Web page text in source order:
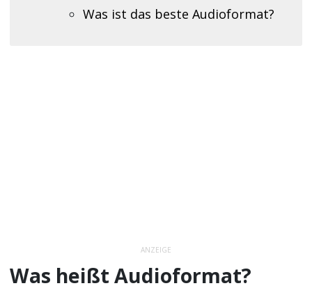
Was ist das beste Audioformat?
ANZEIGE
Was heißt Audioformat?